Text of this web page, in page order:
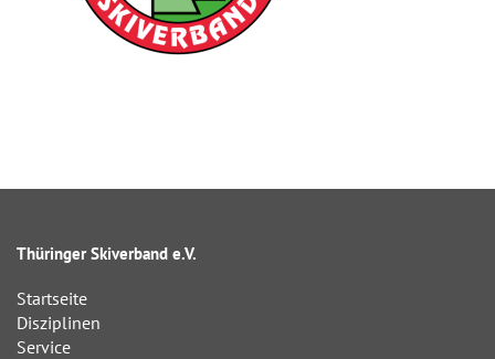
Thüringer Skiverband e.V.
Startseite
Disziplinen
Service